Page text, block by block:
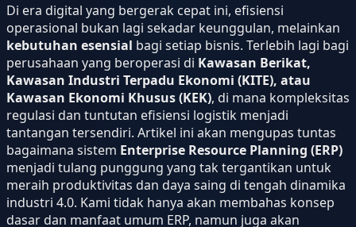
Di era digital yang bergerak cepat ini, efisiensi
operasional bukan lagi sekadar keunggulan, melainkan
kebutuhan esensial bagi setiap bisnis. Terlebih lagi bagi
perusahaan yang beroperasi di Kawasan Berikat,
Kawasan Industri Terpadu Ekonomi (KITE), atau
Kawasan Ekonomi Khusus (KEK), di mana kompleksitas
regulasi dan tuntutan efisiensi logistik menjadi
tantangan tersendiri. Artikel ini akan mengupas tuntas
bagaimana sistem Enterprise Resource Planning (ERP)
menjadi tulang punggung yang tak tergantikan untuk
meraih produktivitas dan daya saing di tengah dinamika
industri 4.0. Kami tidak hanya akan membahas konsep
dasar dan manfaat umum ERP, namun juga akan